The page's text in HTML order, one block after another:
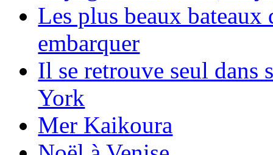
Les plus beaux bateaux
embarquer
Il se retrouve seul dans
York
Mer Kaikoura